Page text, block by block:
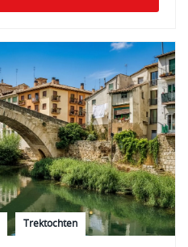
Trektochten